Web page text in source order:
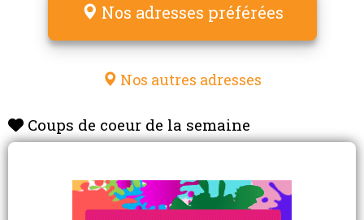
Nos adresses préférées
Nos autres adresses
Coups de coeur de la semaine